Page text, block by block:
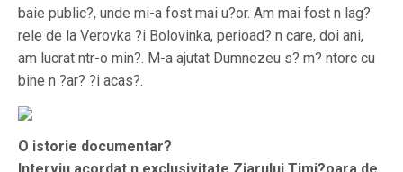
baie public?, unde mi-a fost mai u?or. Am mai fost n lag?
rele de la Verovka ?i Bolovinka, perioad? n care, doi ani,
am lucrat ntr-o min?. M-a ajutat Dumnezeu s? m? ntorc cu
bine n ?ar? ?i acas?.
O istorie documentar?